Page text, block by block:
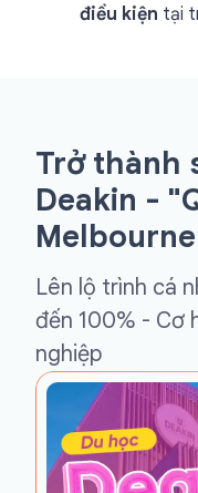
điều kiện tại
Trở thành
Deakin -
Melbourne
Lên lộ trình cá
đến 100% - Cơ
nghiệp